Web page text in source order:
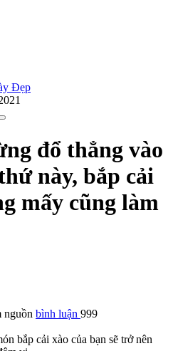
Đẹp
đổ thẳng vào
này, bắp cải
mấy cũng làm
nguồn bình luận 999
bắp cải xào của bạn sẽ trở nên